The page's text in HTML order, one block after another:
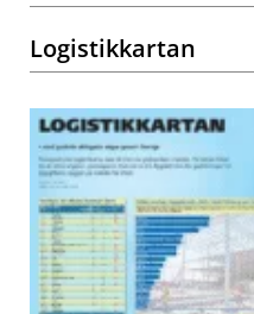
Logistikkartan